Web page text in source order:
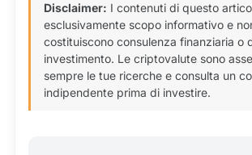
Disclaimer: I contenuti di questo
esclusivamente scopo informativo e
costituiscono consulenza finanziaria o
investimento. Le criptovalute sono
sempre le tue ricerche e consulta un
indipendente prima di investire.